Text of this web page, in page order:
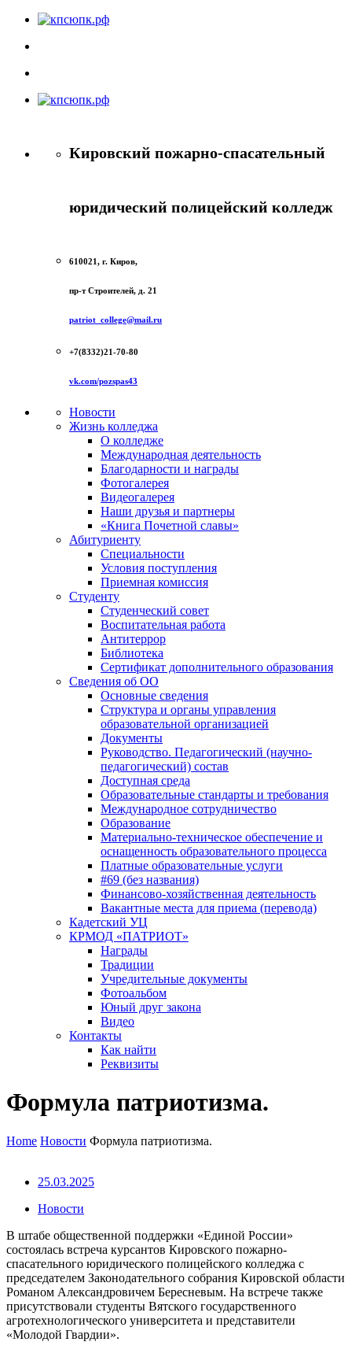
Кировский пожарно-спасательный
юридический полицейский колледж
610021, г. Киров,
пр-т Строителей, д. 21
patriot_college@mail.ru
+7(8332)21-70-80
vk.com/pozspas43
Новости
Жизнь колледжа
О колледже
Международная деятельность
Благодарности и награды
Фотогалерея
Видеогалерея
Наши друзья и партнеры
«Книга Почетной славы»
Абитуриенту
Специальности
Условия поступления
Приемная комиссия
Студенту
Студенческий совет
Воспитательная работа
Антитеррор
Библиотека
Сертификат дополнительного образования
Сведения об ОО
Основные сведения
Структура и органы управления
образовательной организацией
Документы
Руководство. Педагогический (научно-
педагогический) состав
Доступная среда
Образовательные стандарты и требования
Международное сотрудничество
Образование
Материально-техническое обеспечение и
оснащенность образовательного процесса
Платные образовательные услуги
#69 (без названия)
Финансово-хозяйственная деятельность
Вакантные места для приема (перевода)
Кадетский УЦ
КРМОД «ПАТРИОТ»
Награды
Традиции
Учредительные документы
Фотоальбом
Юный друг закона
Видео
Контакты
Как найти
Реквизиты
Формула патриотизма.
Home Новости Формула патриотизма.
25.03.2025
Новости
В штабе общественной поддержки «Единой России»
состоялась встреча курсантов Кировского пожарно-
спасательного юридического полицейского колледжа с
председателем Законодательного собрания Кировской области
Романом Александровичем Бересневым. На встрече также
присутствовали студенты Вятского государственного
агротехнологического университета и представители
«Молодой Гвардии».